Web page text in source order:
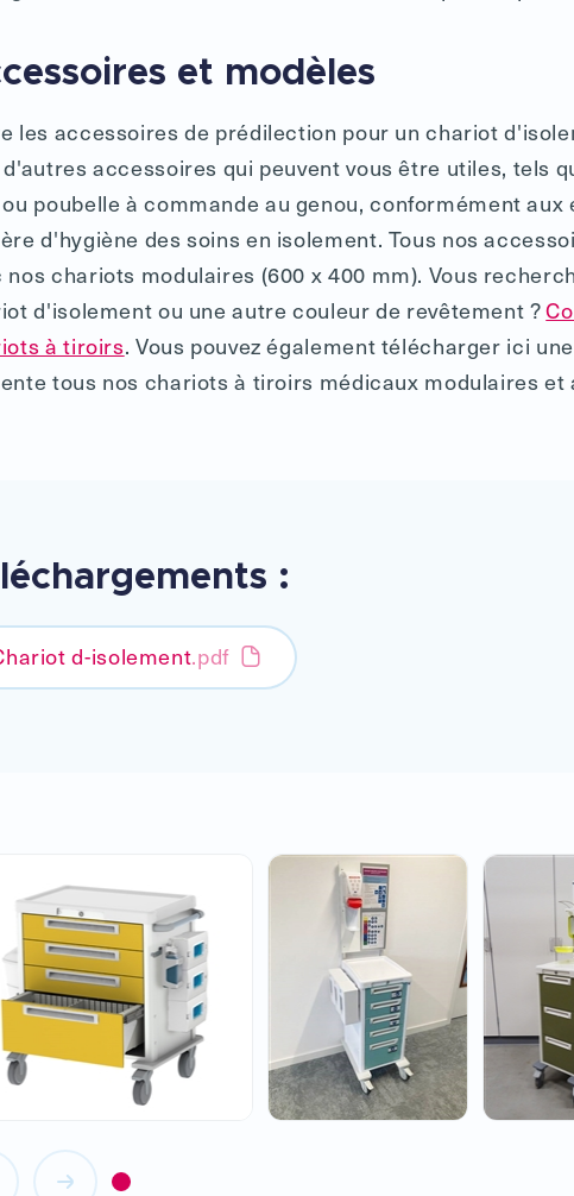
et modèles
les accessoires de prédilection pour un chariot
accessoires qui peuvent vous être utiles, tels
poubelle à commande au genou, conformément
d'hygiène des soins en isolement. Tous nos
nos chariots modulaires (600 x 400 mm). Vous
d'isolement ou une autre couleur de revêtement ?
à tiroirs. Vous pouvez également télécharger ici
tous nos chariots à tiroirs médicaux modulaires et
:
d-isolement.pdf